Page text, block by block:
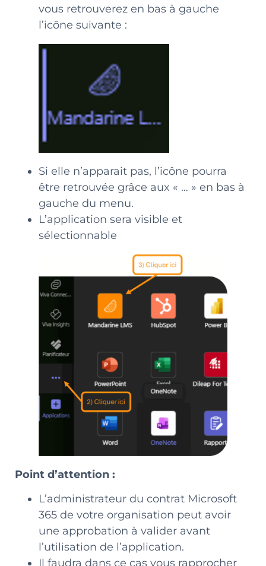
vous retrouverez en bas à gauche
l’icône suivante :
Si elle n’apparait pas, l’icône pourra
être retrouvée grâce aux « … » en bas à
gauche du menu.
L’application sera visible et
sélectionnable
Point d’attention :
L’administrateur du contrat Microsoft
365 de votre organisation peut avoir
une approbation à valider avant
l’utilisation de l’application.
Il faudra dans ce cas vous rapprocher